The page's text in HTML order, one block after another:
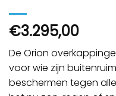
€3.295,00
De Orion
voor wie zijn
beschermen tegen